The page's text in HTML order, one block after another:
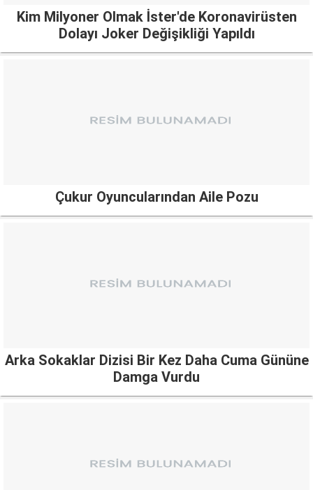
Kim Milyoner Olmak İster'de Koronavirüsten
Dolayı Joker Değişikliği Yapıldı
Çukur Oyuncularından Aile Pozu
Arka Sokaklar Dizisi Bir Kez Daha Cuma Gününe
Damga Vurdu